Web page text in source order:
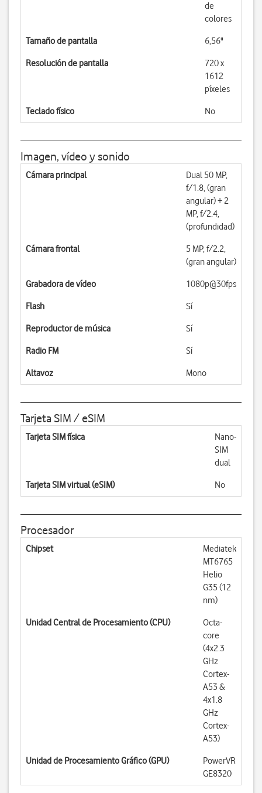
de
colores
Tamaño de pantalla 6,56"
Resolución de pantalla
720 x
1612
píxeles
Teclado físico No
Imagen, vídeo y sonido
Cámara principal
Dual 50 MP,
f/1.8, (gran
angular) + 2
MP, f/2.4,
(profundidad)
Cámara frontal
5 MP, f/2.2,
(gran angular)
Grabadora de vídeo 1080p@30fps
Flash Sí
Reproductor de música Sí
Radio FM Sí
Altavoz Mono
Tarjeta SIM / eSIM
Tarjeta SIM física
Nano-
SIM
dual
Tarjeta SIM virtual (eSIM) No
Procesador
Chipset
Mediatek
MT6765
Helio
G35 (12
nm)
Unidad Central de Procesamiento (CPU)
Octa-
core
(4x2.3
GHz
Cortex-
A53 &
4x1.8
GHz
Cortex-
A53)
Unidad de Procesamiento Gráfico (GPU)
PowerVR
GE8320